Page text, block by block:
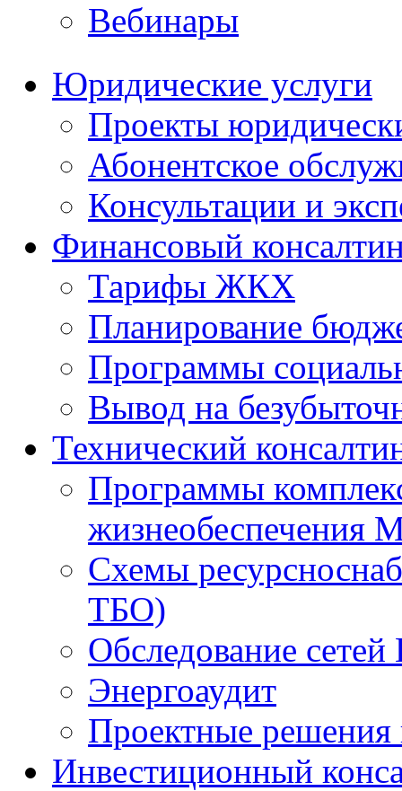
Вебинары
Юридические услуги
Проекты
Абонентское
Консультации и
Финансовый
Тарифы ЖКХ
Планирование
Программы
Вывод на
Технический
Программы
жизнеобеспечения
Схемы
ТБО)
Обследование
Энергоаудит
Проектные решения
Инвестиционный